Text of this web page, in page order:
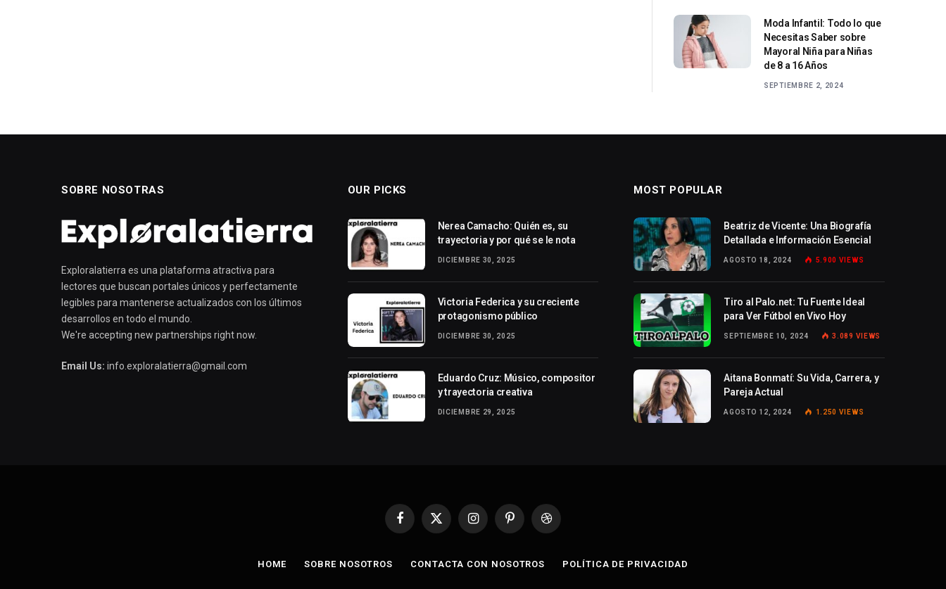
Moda Infantil: Todo lo que
Necesitas Saber sobre
Mayoral Niña para Niñas
de 8 a 16 Años
SEPTIEMBRE 2, 2024
SOBRE NOSOTRAS
Exploralatierra es una plataforma atractiva para
lectores que buscan portales únicos y perfectamente
legibles para mantenerse actualizados con los últimos
desarrollos en todo el mundo.
We're accepting new partnerships right now.
Email Us: info.exploralatierra@gmail.com
OUR PICKS
Nerea Camacho: Quién es, su
trayectoria y por qué se le nota
DICIEMBRE 30, 2025
Victoria Federica y su creciente
protagonismo público
DICIEMBRE 30, 2025
Eduardo Cruz: Músico, compositor
y trayectoria creativa
DICIEMBRE 29, 2025
MOST POPULAR
Beatriz de Vicente: Una Biografía
Detallada e Información Esencial
AGOSTO 18, 2024 5.900 VIEWS
Tiro al Palo.net: Tu Fuente Ideal
para Ver Fútbol en Vivo Hoy
SEPTIEMBRE 10, 2024 3.089 VIEWS
Aitana Bonmatí: Su Vida, Carrera, y
Pareja Actual
AGOSTO 12, 2024 1.250 VIEWS
Facebook
X
InstagramPinterestDribbble
HOME SOBRE NOSOTROS CONTACTA CON NOSOTROS POLÍTICA DE PRIVACIDAD